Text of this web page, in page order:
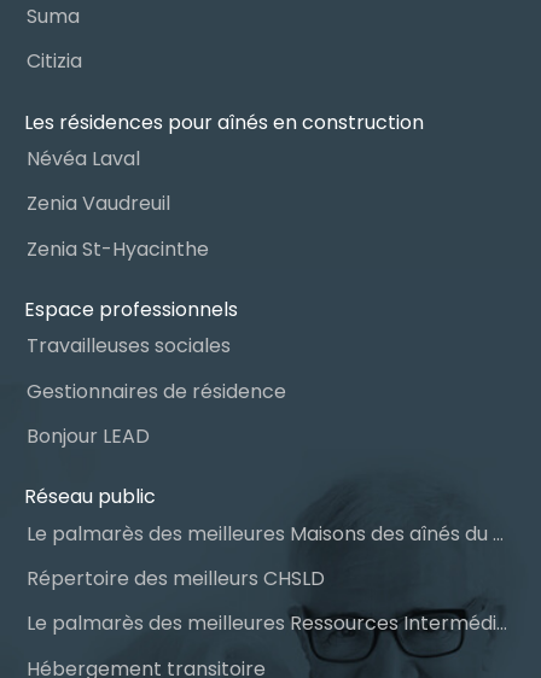
Suma
Citizia
Les résidences pour aînés en construction
Névéa Laval
Zenia Vaudreuil
Zenia St-Hyacinthe
Espace professionnels
Travailleuses sociales
Gestionnaires de résidence
Bonjour LEAD
Réseau public
Le palmarès des meilleures Maisons des aînés du Québec
Répertoire des meilleurs CHSLD
Le palmarès des meilleures Ressources Intermédiaires (RI)
Hébergement transitoire